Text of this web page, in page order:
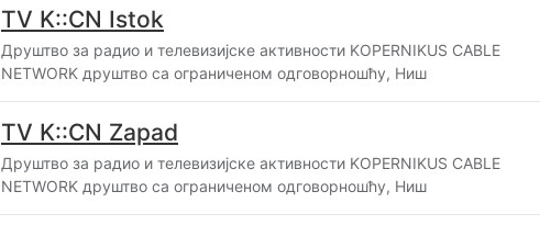
TV K::CN Istok
Друштво за радио и телевизијске активности KOPERNIKUS CABLE
NETWORK друштво са ограниченом одговорношћу, Ниш
TV K::CN Zapad
Друштво за радио и телевизијске активности KOPERNIKUS CABLE
NETWORK друштво са ограниченом одговорношћу, Ниш